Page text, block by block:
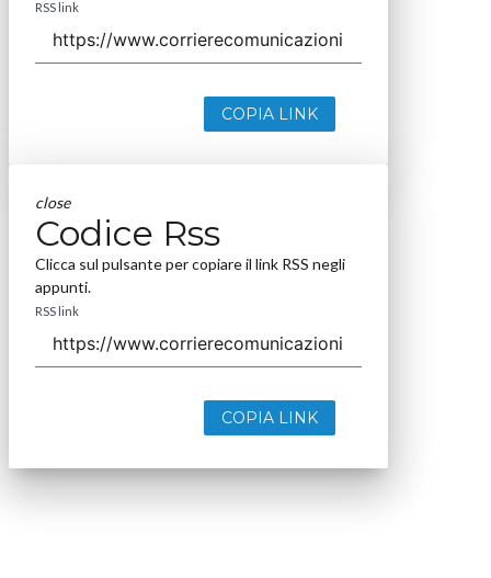
RSS link
COPIA LINK
close
Codice Rss
Clicca sul pulsante per copiare il link RSS negli
appunti.
RSS link
COPIA LINK